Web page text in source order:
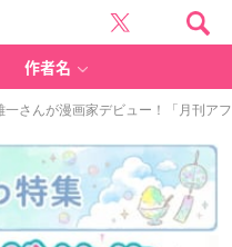
作者名
一さんが漫画家デビュー！「月刊ア